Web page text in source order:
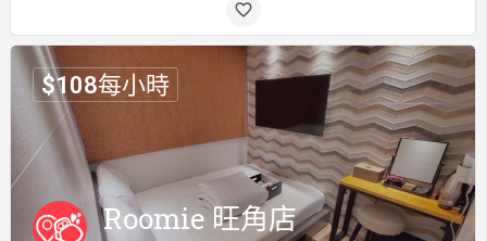
Roomie 旺角店
$108每小時